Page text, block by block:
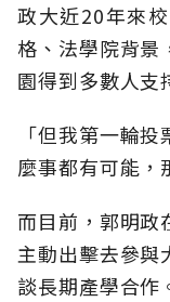
政大近20年來
格、法學院背景
園得到多數人支
「但我第一輪
麼事都有可能，
而目前，郭明政
主動出擊去參與
談長期產學合作